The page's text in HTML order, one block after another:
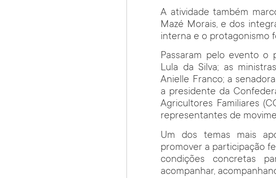
A atividade também
Mazé Morais, e dos
interna e o protagonismo
Passaram pelo evento o
Lula da Silva; as
Anielle Franco; a
a presidente da
Agricultores Familiares
representantes de
Um dos temas mais
promover a participação
condições concretas
acompanhar,